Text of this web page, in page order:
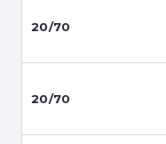
20/70
20/70